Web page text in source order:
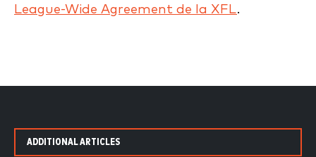
League-Wide Agreement de la XFL.
ADDITIONAL ARTICLES